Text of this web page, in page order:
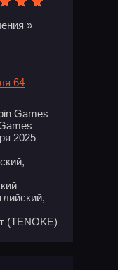
»
64
Games
2025
(TENOKE)